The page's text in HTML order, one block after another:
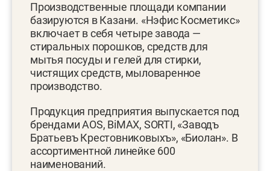
Производственные площади компании
базируются в Казани. «Нэфис Косметикс»
включает в себя четыре завода —
стиральных порошков, средств для
мытья посуды и гелей для стирки,
чистящих средств, мыловаренное
производство.
Продукция предприятия выпускается под
брендами AOS, BiMAX, SORTI, «Заводъ
Братьевъ Крестовниковыхъ», «Биолан». В
ассортиментной линейке 600
наименований.